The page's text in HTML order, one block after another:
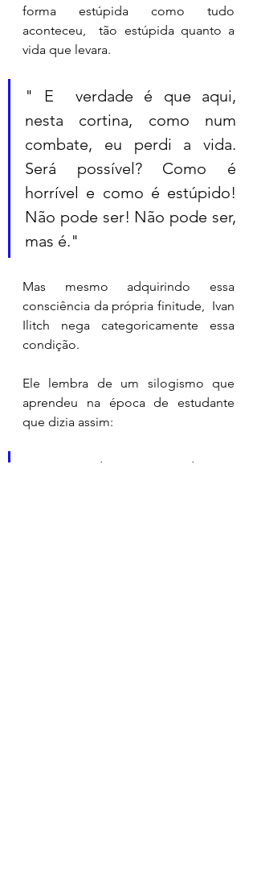
forma estúpida como tudo
aconteceu,  tão estúpida quanto a
vida que levara.
" E  verdade é que aqui,
nesta cortina, como num
combate, eu perdi a vida.
Será possível? Como é
horrível e como é estúpido!
Não pode ser! Não pode ser,
mas é."
Mas mesmo adquirindo essa
consciência da própria finitude,  Ivan
Ilitch nega categoricamente essa
condição.
Ele lembra de um silogismo que
aprendeu na época de estudante
que dizia assim:
" Caio é humano, todos os